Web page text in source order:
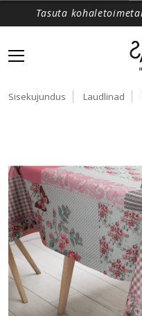
Tasuta
Sisekujundus Laudlinad